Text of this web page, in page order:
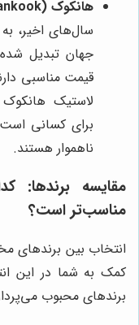
هانکوک (Hankook):
سال‌های اخیر،
جهان تبدیل
قیمت مناسبی
برای کسانی
ناهموار هستند.
مقایسه برندها:
مناسب‌تر است؟
انتخاب بین برندهای
کمک به شما در این
برندهای محبوب